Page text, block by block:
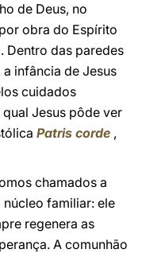
de Deus, no
obra do Espírito
Dentro das paredes
infância de Jesus
cuidados
Jesus pôde ver
Patris corde ,
chamados a
familiar: ele
regenera as
A comunhão